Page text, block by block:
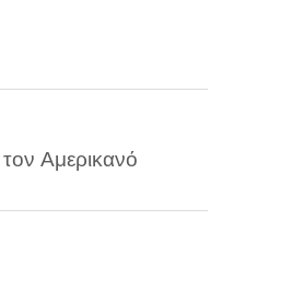
Αμερικανό